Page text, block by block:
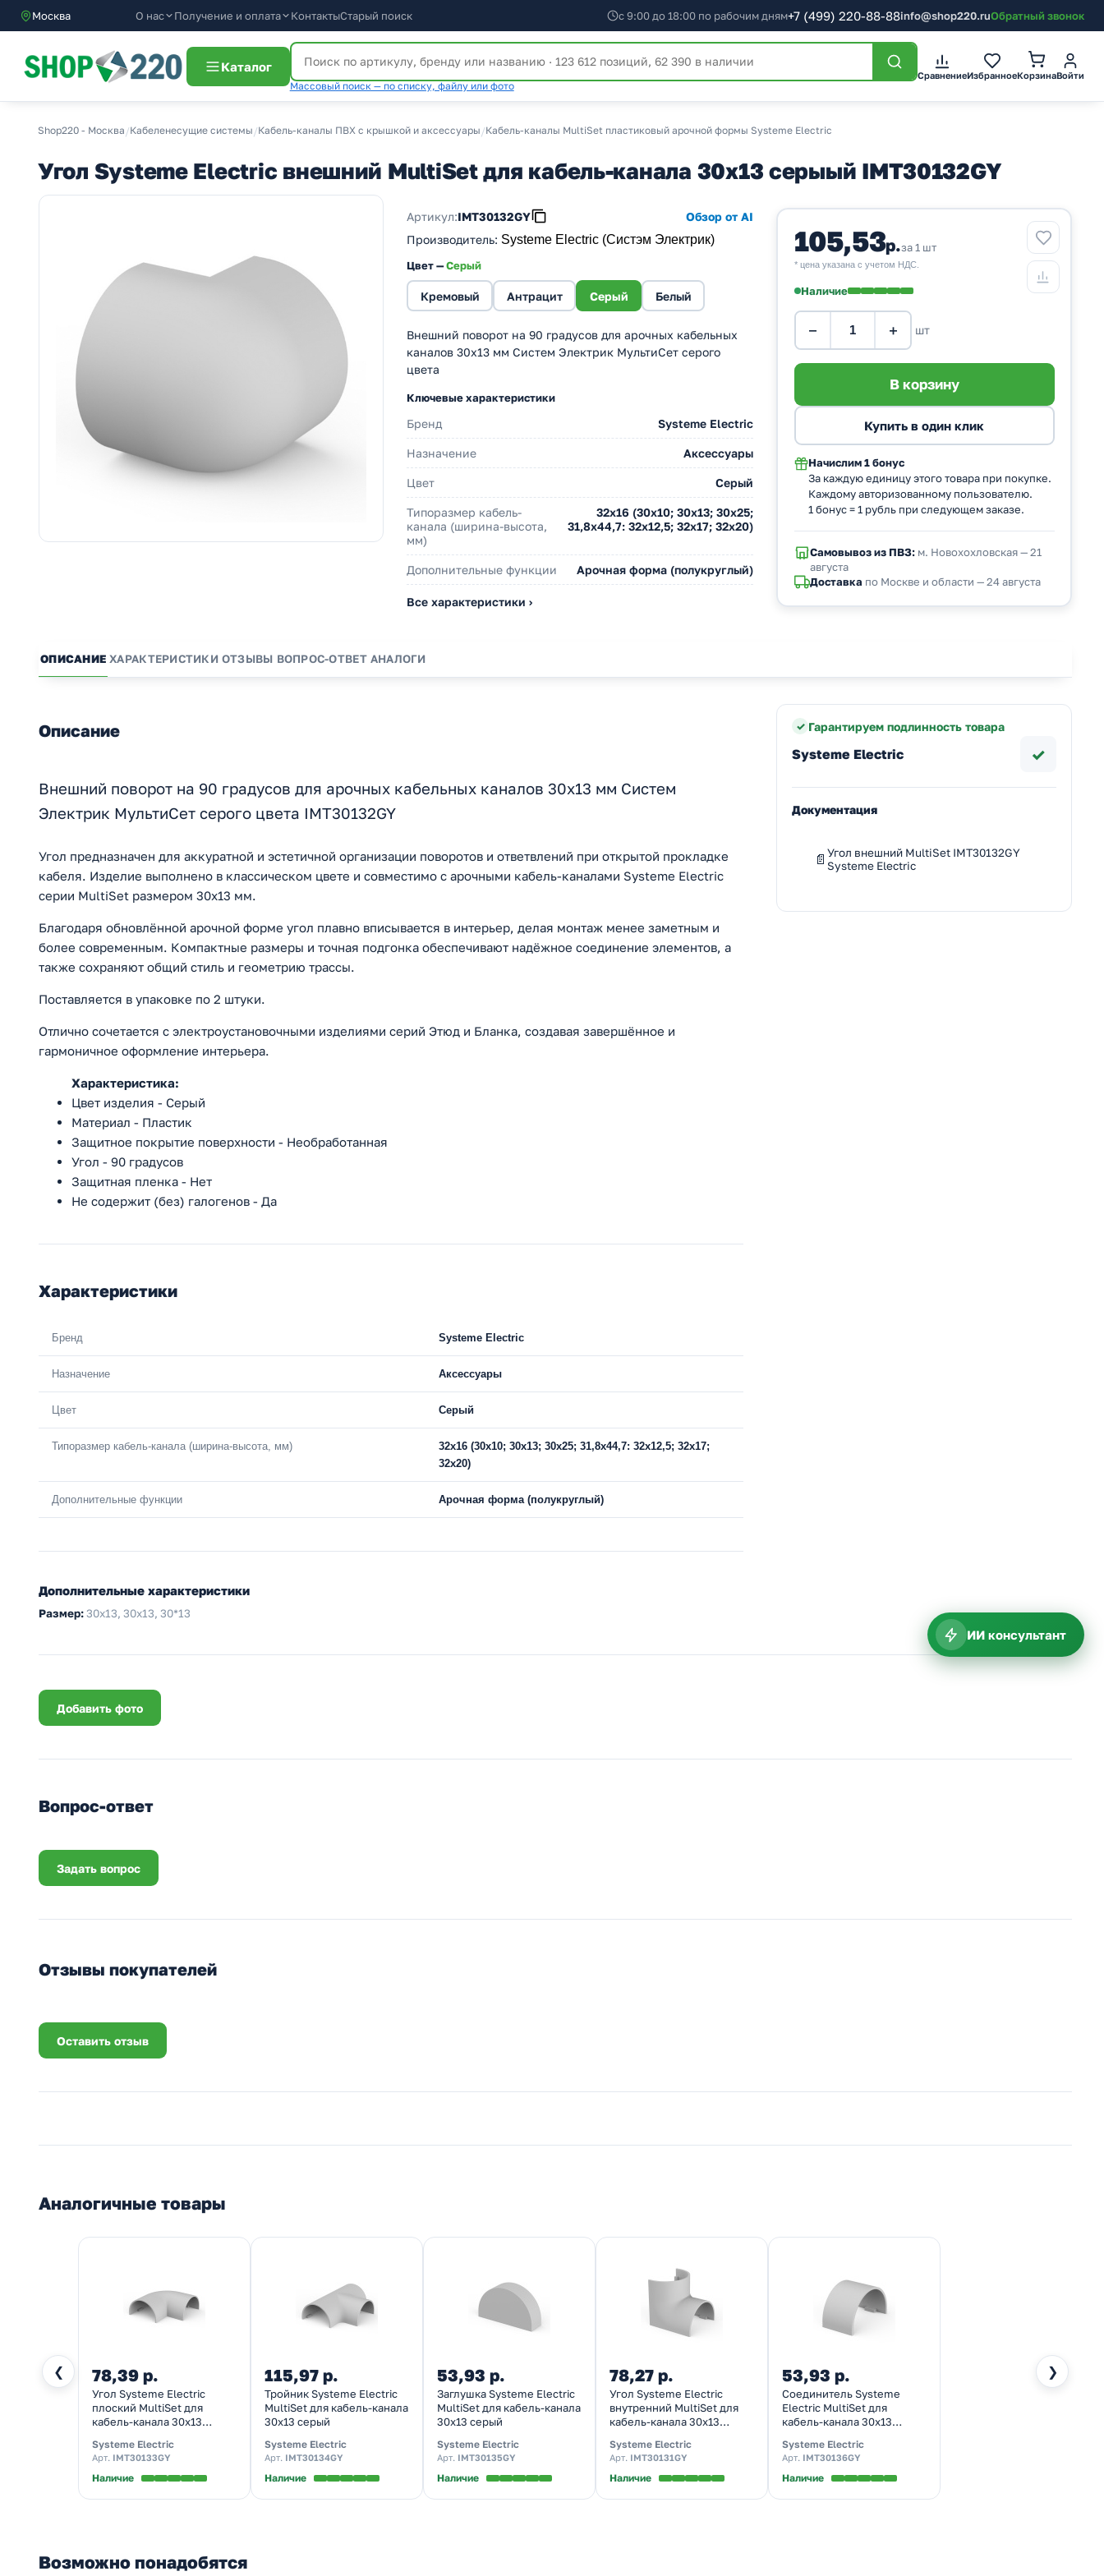
Москва О нас Получение и оплата КонтактыСтарый поиск с 9:00 до 18:00 по рабочим дням+7 (499) 220-88-88info@shop220.ruОбратный звонок
Каталог
Массовый поиск — по списку, файлу или фото
СравнениеИзбранноеКорзинаВойти
Shop220 - Москва /Кабеленесущие системы /Кабель-каналы ПВХ с крышкой и аксессуары /Кабель-каналы MultiSet пластиковый арочной формы Systeme Electric
Угол Systeme Electric внешний MultiSet для кабель-канала 30х13 серыый IMT30132GY
Артикул:IMT30132GY
Обзор от AI
Производитель: Systeme Electric (Систэм Электрик)
Цвет —Серый
Кремовый Антрацит Серый Белый
Внешний поворот на 90 градусов для арочных кабельных
каналов 30х13 мм Систем Электрик МультиСет серого
цвета
Ключевые характеристики
Бренд Systeme Electric
Назначение Аксессуары
Цвет Серый
Типоразмер кабель-
канала (ширина-высота,
мм)
32х16 (30х10; 30х13; 30х25;
31,8х44,7: 32х12,5; 32х17; 32х20)
Дополнительные функции Арочная форма (полукруглый)
Все характеристики ›
105,53р.за 1 шт
* цена указана с учетом НДС.
Наличие
− + шт
Начислим 1 бонус
За каждую единицу этого товара при покупке.
Каждому авторизованному пользователю.
1 бонус = 1 рубль при следующем заказе.
Самовывоз из ПВЗ:м. Новохохловская — 21
августа
Доставка по Москве и области — 24 августа
ОПИСАНИЕ ХАРАКТЕРИСТИКИ ОТЗЫВЫ ВОПРОС-ОТВЕТ АНАЛОГИ
Описание
Внешний поворот на 90 градусов для арочных кабельных каналов 30х13 мм Систем
Электрик МультиСет серого цвета IMT30132GY
Угол предназначен для аккуратной и эстетичной организации поворотов и ответвлений при открытой прокладке
кабеля. Изделие выполнено в классическом цвете и совместимо с арочными кабель-каналами Systeme Electric
серии MultiSet размером 30х13 мм.
Благодаря обновлённой арочной форме угол плавно вписывается в интерьер, делая монтаж менее заметным и
более современным. Компактные размеры и точная подгонка обеспечивают надёжное соединение элементов, а
также сохраняют общий стиль и геометрию трассы.
Поставляется в упаковке по 2 штуки.
Отлично сочетается с электроустановочными изделиями серий Этюд и Бланка, создавая завершённое и
гармоничное оформление интерьера.
Характеристика:
Цвет изделия - Серый
Материал - Пластик
Защитное покрытие поверхности - Необработанная
Угол - 90 градусов
Защитная пленка - Нет
Не содержит (без) галогенов - Да
Характеристики
Бренд Systeme Electric
Назначение Аксессуары
Цвет Серый
Типоразмер кабель-канала (ширина-высота, мм)
32х16 (30х10; 30х13; 30х25; 31,8х44,7: 32х12,5; 32х17;
32х20)
Дополнительные функции Арочная форма (полукруглый)
Дополнительные характеристики
Размер:30х13, 30x13, 30*13
Гарантируем подлинность товара
Systeme Electric ✓
Документация
Угол внешний MultiSet IMT30132GY
Systeme Electric
Добавить фото
Вопрос-ответ
Задать вопрос
Отзывы покупателей
Оставить отзыв
Аналогичные товары
❮ ❯
78,39 р.
Угол Systeme Electric
плоский MultiSet для
кабель-канала 30х13
Systeme Electric
Арт. IMT30133GY
Наличие
115,97 р.
Тройник Systeme Electric
MultiSet для кабель-канала
30х13 серый
Systeme Electric
Арт. IMT30134GY
Наличие
53,93 р.
Заглушка Systeme Electric
MultiSet для кабель-канала
30х13 серый
Systeme Electric
Арт. IMT30135GY
Наличие
78,27 р.
Угол Systeme Electric
внутренний MultiSet для
кабель-канала 30х13
Systeme Electric
Арт. IMT30131GY
Наличие
53,93 р.
Соединитель Systeme
Electric MultiSet для
кабель-канала 30х13
Systeme Electric
Арт. IMT30136GY
Наличие
Возможно понадобятся
ИИ консультант